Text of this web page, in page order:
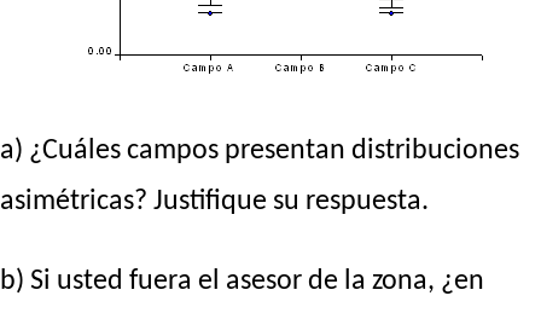
a) ¿Cuáles campos presentan distribuciones
asimétricas? Justifique su respuesta.
b) Si usted fuera el asesor de la zona, ¿en